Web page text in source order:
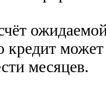
кредит
месяцев.